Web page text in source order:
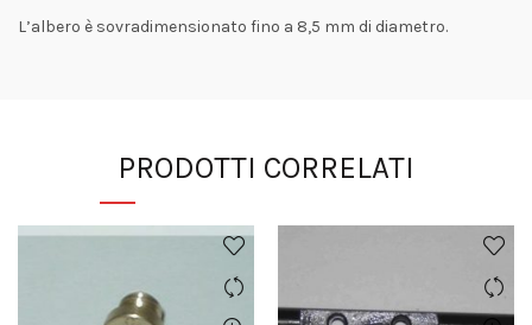
L’albero è sovradimensionato fino a 8,5 mm di diametro.
PRODOTTI CORRELATI